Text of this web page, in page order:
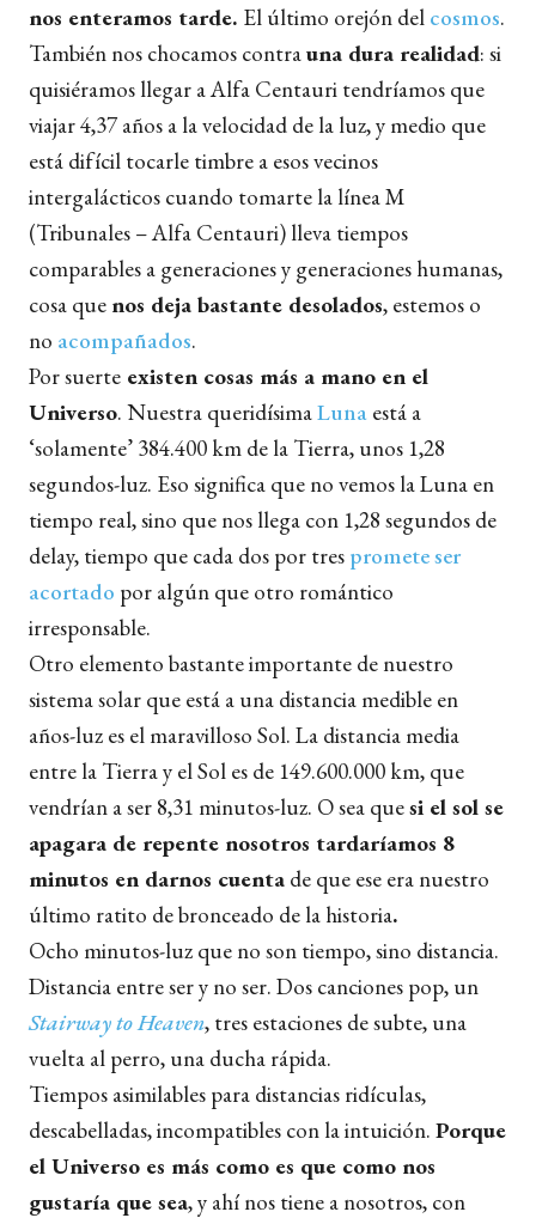
nos enteramos tarde. El último orejón del cosmos.
También nos chocamos contrauna dura realidad: si
quisiéramos llegar a Alfa Centauri tendríamos que
viajar 4,37 años a la velocidad de la luz, y medio que
está difícil tocarle timbre a esos vecinos
intergalácticos cuando tomarte la línea M
(Tribunales – Alfa Centauri) lleva tiempos
comparables a generaciones y generaciones humanas,
cosa que nos deja bastante desolados, estemos o
no acompañados.
Por suerte existen cosas más a mano en el
Universo. Nuestra queridísimaLuna está a
‘solamente’ 384.400 km de la Tierra, unos 1,28
segundos-luz. Eso significa que no vemos la Luna en
tiempo real, sino que nos llega con 1,28 segundos de
delay, tiempo que cada dos por tres promete ser
acortado por algún que otro romántico
irresponsable.
Otro elemento bastante importante de nuestro
sistema solar que está a una distancia medible en
años-luz es el maravilloso Sol. La distancia media
entre la Tierra y el Sol es de 149.600.000 km, que
vendrían a ser 8,31 minutos-luz. O sea quesi el sol se
apagara de repente nosotros tardaríamos 8
minutos en darnos cuenta de que ese era nuestro
último ratito de bronceado de la historia.
Ocho minutos-luz que no son tiempo, sino distancia.
Distancia entre ser y no ser. Dos canciones pop, un
Stairway to Heaven, tres estaciones de subte, una
vuelta al perro, una ducha rápida.
Tiempos asimilables para distancias ridículas,
descabelladas, incompatibles con la intuición. Porque
el Universo es más como es que como nos
gustaría que sea, y ahí nos tiene a nosotros, con